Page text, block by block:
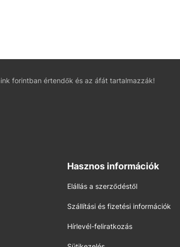
forintban értendők és az áfát tartalmazzák!
Hasznos információk
Elállás a szerződéstől
Szállítási és fizetési információk
Hírlevél-feliratkozás